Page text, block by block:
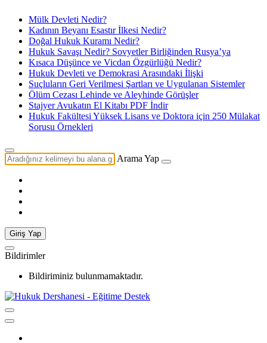
Mülk Devleti Nedir?
Kadının Beyanı Esastır İlkesi Nedir?
Doğal Hukuk Kuramı Nedir?
Hukuk Savaşı Nedir? Sovyetler Birliğinden Rusya’ya
Kısaca Düşünce ve Vicdan Özgürlüğü Nedir?
Hukuk Devleti ve Demokrasi Arasındaki İlişki
Suçluların Geri Verilmesi Şartları ve Uygulanan Sistemler
Ölüm Cezası Lehinde ve Aleyhinde Görüşler
Stajyer Avukatın El Kitabı PDF İndir
Hukuk Fakültesi Yüksek Lisans ve Doktora için 250 Mülakat
Sorusu Örnekleri
Arama Yap
Giriş Yap
Bildirimler
Bildiriminiz bulunmamaktadır.